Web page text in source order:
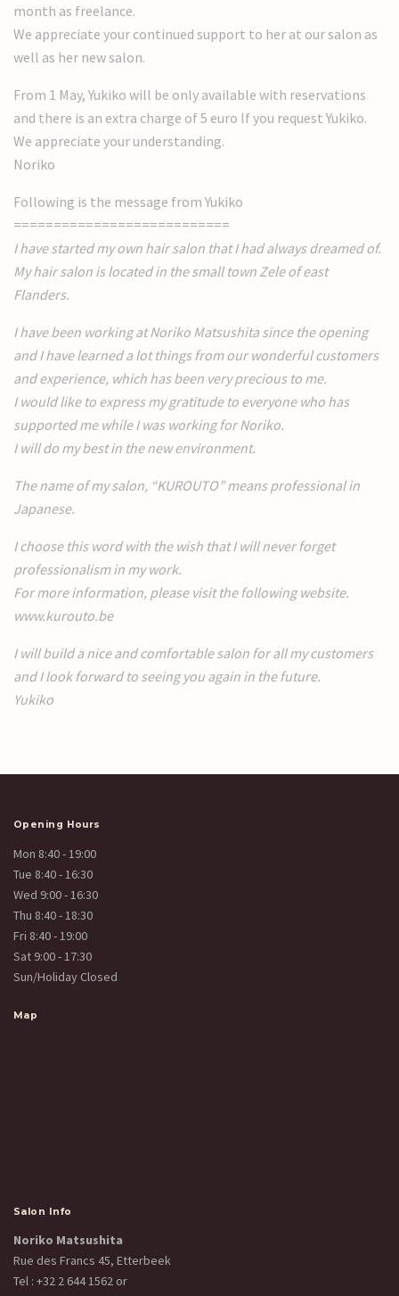
month as freelance.
We appreciate your continued support to her at our salon as
well as her new salon.
From 1 May, Yukiko will be only available with reservations
and there is an extra charge of 5 euro If you request Yukiko.
We appreciate your understanding.
Noriko
Following is the message from Yukiko
===========================
I have started my own hair salon that I had always dreamed of.
My hair salon is located in the small town Zele of east
Flanders.
I have been working at Noriko Matsushita since the opening
and I have learned a lot things from our wonderful customers
and experience, which has been very precious to me.
I would like to express my gratitude to everyone who has
supported me while I was working for Noriko.
I will do my best in the new environment.
The name of my salon, “KUROUTO” means professional in
Japanese.
I choose this word with the wish that I will never forget
professionalism in my work.
For more information, please visit the following website.
www.kurouto.be
I will build a nice and comfortable salon for all my customers
and I look forward to seeing you again in the future.
Yukiko
Opening Hours
Mon 8:40 - 19:00
Tue 8:40 - 16:30
Wed 9:00 - 16:30
Thu 8:40 - 18:30
Fri 8:40 - 19:00
Sat 9:00 - 17:30
Sun/Holiday Closed
Map
Salon Info
Noriko Matsushita
Rue des Francs 45, Etterbeek
Tel : +32 2 644 1562 or